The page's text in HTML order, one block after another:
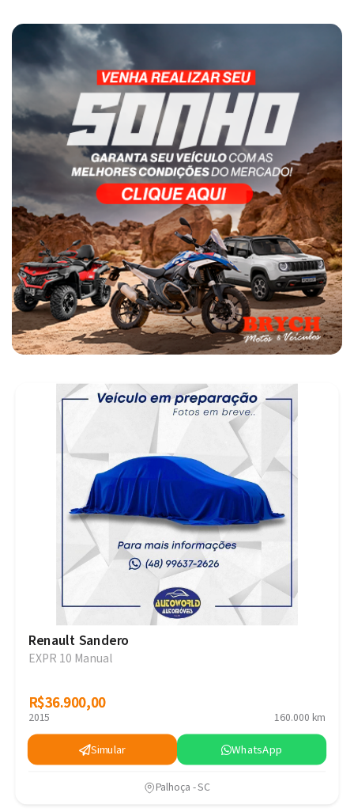
Renault Sandero
EXPR 10 Manual
R$36.900,00
R$36.900,00
2015 160.000 km
Simular WhatsApp
Palhoça - SC